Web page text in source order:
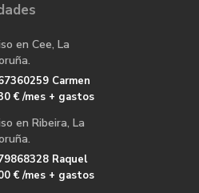
en Cee, La
Carmen
€/mes + gastos
en Ribeira, La
Raquel
€/mes + gastos